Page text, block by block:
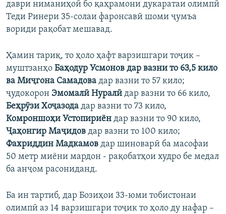
даври ниманиҳоӣ бо қаҳрамони дукаратаи олимпӣ
Теди Ринери 35-солаи фаронсавӣ шоми ҷумъа
вориди рақобат мешавад.
Ҳамин тариқ, то ҳоло ҳафт варзишгари тоҷик –
муштзанҳо Баҳодур Усмонов дар вазни то 63,5 кило
ва Миҷгона Самадова дар вазни то 57 кило;
ҷудокорон Эмомалӣ Нуралӣ дар вазни то 66 кило,
Беҳрӯзи Хоҷазода дар вазни то 73 кило,
Комроншоҳи Устопириён дар вазни то 90 кило,
Ҷаҳонгир Маҷидов дар вазни то 100 кило;
Фахриддин Мадкамов дар шиноварӣ ба масофаи
50 метр миёни мардон - рақобатҳои худро бе медал
ба анҷом расониданд.
Ба ин тартиб, дар Бозиҳои 33-юми тобистонаи
олимпӣ аз 14 варзишгари тоҷик то ҳоло ду нафар –